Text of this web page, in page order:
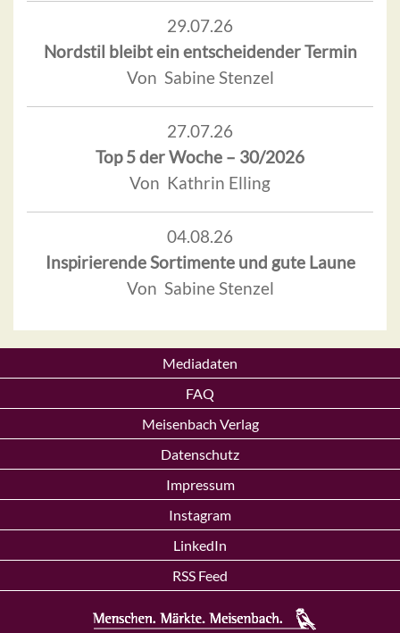
29.07.26
Nordstil bleibt ein entscheidender Termin
Von Sabine Stenzel
27.07.26
Top 5 der Woche – 30/2026
Von Kathrin Elling
04.08.26
Inspirierende Sortimente und gute Laune
Von Sabine Stenzel
Mediadaten
FAQ
Meisenbach Verlag
Datenschutz
Impressum
Instagram
LinkedIn
RSS Feed